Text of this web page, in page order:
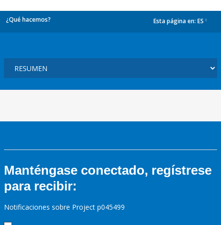
¿Qué hacemos? Esta página en: ES
Manténgase conectado, regístrese
para recibir:
Notificaciones sobre Project p045499